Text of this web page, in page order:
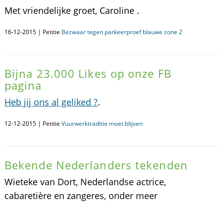
Met vriendelijke groet, Caroline .
16-12-2015 | Petitie Bezwaar tegen parkeerproef blauwe zone 2
Bijna 23.000 Likes op onze FB
pagina
Heb jij ons al geliked ?.
12-12-2015 | Petitie Vuurwerktraditie moet blijven
Bekende Nederlanders tekenden
Wieteke van Dort, Nederlandse actrice,
cabaretière en zangeres, onder meer